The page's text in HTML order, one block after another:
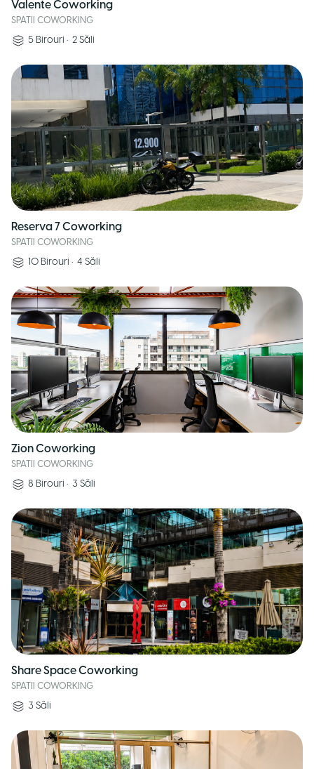
Valente Coworking
SPATII COWORKING
5 Birouri • 2 Săli
Reserva 7 Coworking
SPATII COWORKING
10 Birouri • 4 Săli
Zion Coworking
SPATII COWORKING
8 Birouri • 3 Săli
Share Space Coworking
SPATII COWORKING
3 Săli